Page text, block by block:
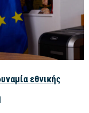
εθνικής